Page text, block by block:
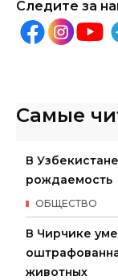
Следите за
Самые
В
рождаемость
ОБЩЕСТВО
В Чирчике
животных